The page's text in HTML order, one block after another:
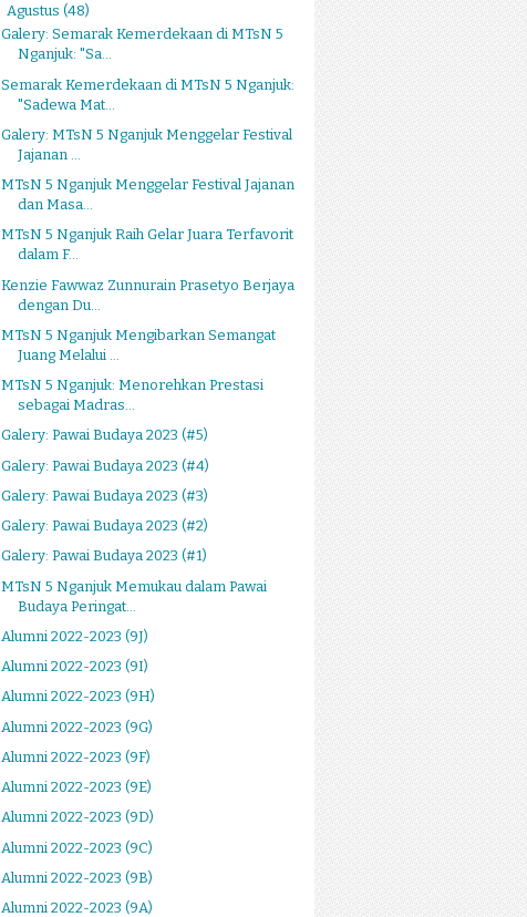
Agustus (48)
Galery: Semarak Kemerdekaan di MTsN 5
Nganjuk: "Sa...
Semarak Kemerdekaan di MTsN 5 Nganjuk:
"Sadewa Mat...
Galery: MTsN 5 Nganjuk Menggelar Festival
Jajanan ...
MTsN 5 Nganjuk Menggelar Festival Jajanan
dan Masa...
MTsN 5 Nganjuk Raih Gelar Juara Terfavorit
dalam F...
Kenzie Fawwaz Zunnurain Prasetyo Berjaya
dengan Du...
MTsN 5 Nganjuk Mengibarkan Semangat
Juang Melalui ...
MTsN 5 Nganjuk: Menorehkan Prestasi
sebagai Madras...
Galery: Pawai Budaya 2023 (#5)
Galery: Pawai Budaya 2023 (#4)
Galery: Pawai Budaya 2023 (#3)
Galery: Pawai Budaya 2023 (#2)
Galery: Pawai Budaya 2023 (#1)
MTsN 5 Nganjuk Memukau dalam Pawai
Budaya Peringat...
Alumni 2022-2023 (9J)
Alumni 2022-2023 (9I)
Alumni 2022-2023 (9H)
Alumni 2022-2023 (9G)
Alumni 2022-2023 (9F)
Alumni 2022-2023 (9E)
Alumni 2022-2023 (9D)
Alumni 2022-2023 (9C)
Alumni 2022-2023 (9B)
Alumni 2022-2023 (9A)